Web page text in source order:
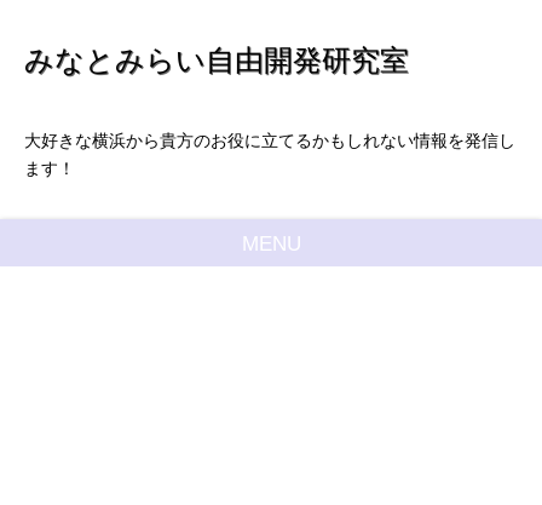
みなとみらい自由開発研究室
大好きな横浜から貴方のお役に立てるかもしれない情報を発信し
ます！
MENU